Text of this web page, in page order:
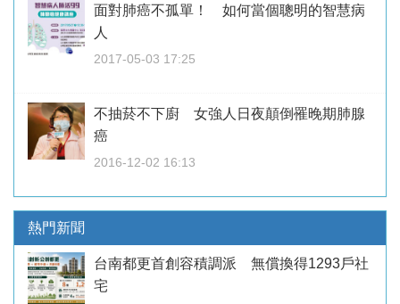
面對肺癌不孤單！ 如何當個聰明的智慧病
人
2017-05-03 17:25
不抽菸不下廚 女強人日夜顛倒罹晚期肺腺
癌
2016-12-02 16:13
熱門新聞
台南都更首創容積調派 無償換得1293戶社
宅